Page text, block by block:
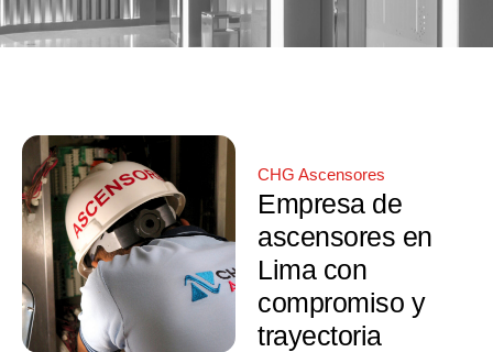
CHG Ascensores
Empresa de
ascensores en
Lima con
compromiso y
trayectoria